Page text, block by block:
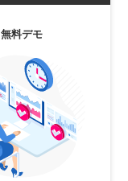
無料デモ